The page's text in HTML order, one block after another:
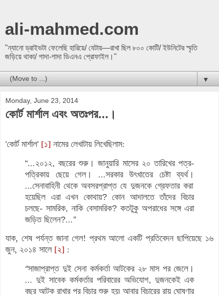
ali-mahmed.com
"ন্যানো ড্রাইভটা ফেলেছি হারিয়ে/ যেটায়—রাখা ছিল ৮০০ কোটি/ ইউনিটের স্মৃতি
জড়িয়ে থাকা/ গাদা-গাদা ডিএনএ প্রোফাইল।"
▼
Monday, June 23, 2014
কোর্ট মার্শাল এবং অতঃপর...।
'কোর্ট মার্শাল' [১] নামের লেখাটায় লিখেছিলাম:
“...২০১২,বছরের শুরু ।জানুয়ারি মাসের ২০ তারিখের পত্র-
পত্রিকায় ছেয়ে গেল । ...সরকার উৎখাতের চেষ্টা ব্যর্থ।
...সেনাবাহিনী থেকে অবসরপ্রাপ্ত যে দুজনকে গ্রেফতার করা
হয়েছিল এরা এখন কোথায়?কোন আদালতে তাঁদের বিচার
চলছে- সামরিক, নাকি বেসামরিক? কতটুকু অপরাধের সঙ্গে এরা
জড়িত ছিলেন?...”
যাক, শেষ পর্যন্ত জানা গেল! প্রথম আলো একটি প্রতিবেদন ছাপিয়েছে ১৬
জুন, ২০১৪ সালে [২] :
“সাজাপ্রাপ্ত দুই সেনা কর্মকর্তা আটকের ২৮ মাস পর জেলে ।
... দুই সাবেক কর্মকর্তার পরিবারের অভিযোগ, দুজনকেই এক
বছর আটক রাখার পর বিচার শুরু হয়৷ আবার বিচারের রায় ঘোষণার